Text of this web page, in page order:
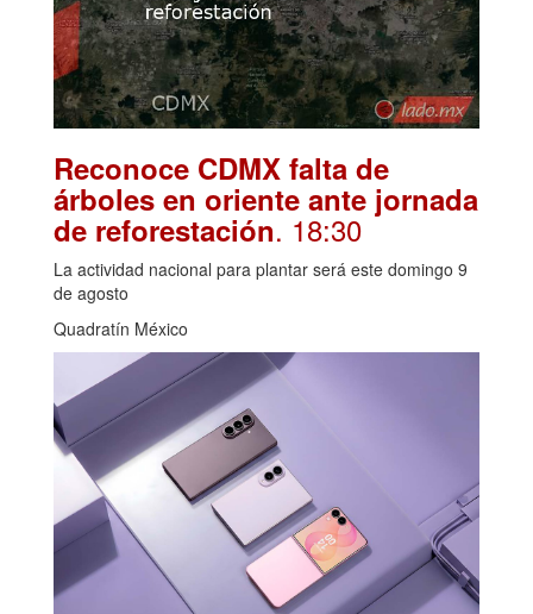
Reconoce CDMX falta de
árboles en oriente ante jornada
de reforestación. 18:30
La actividad nacional para plantar será este domingo 9
de agosto
Quadratín México